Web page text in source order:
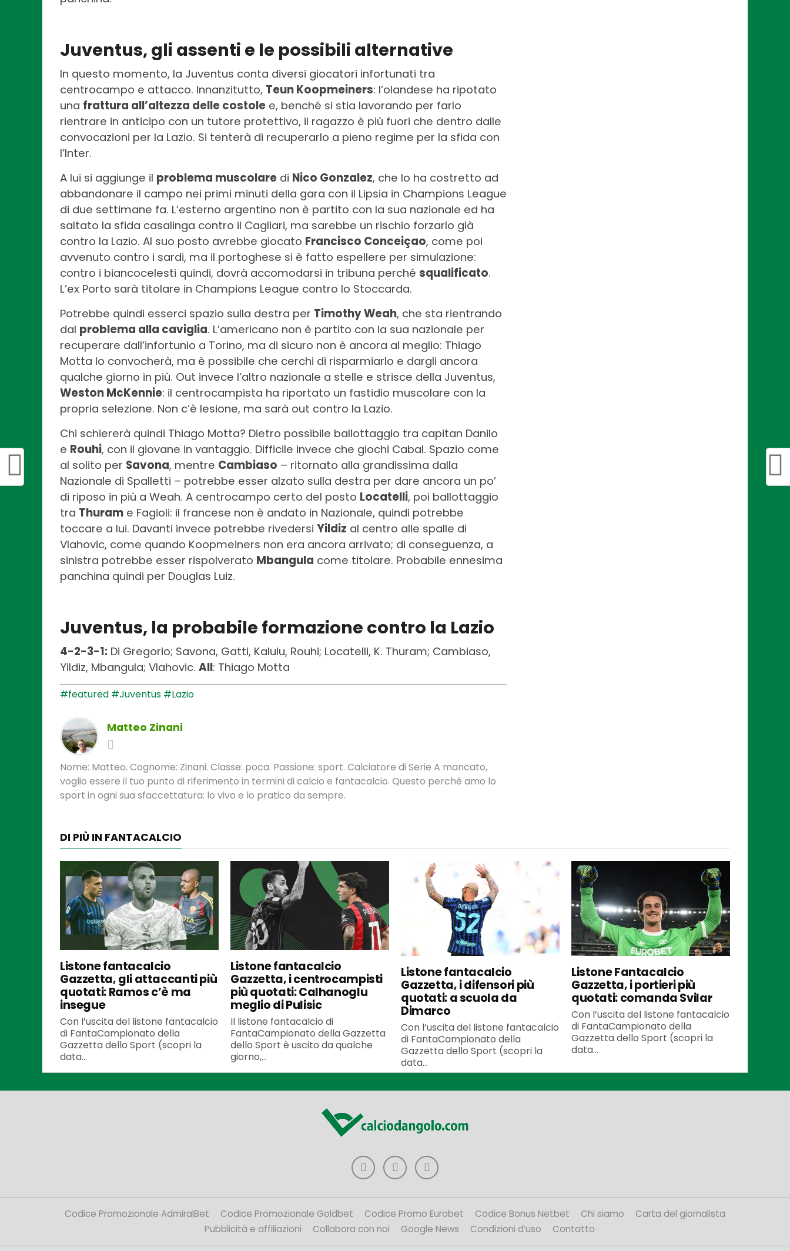
Juventus, gli assenti e le possibili alternative
In questo momento, la Juventus conta diversi giocatori infortunati tra
centrocampo e attacco. Innanzitutto, Teun Koopmeiners: l’olandese ha ripotato
una frattura all’altezza delle costole e, benché si stia lavorando per farlo
rientrare in anticipo con un tutore protettivo, il ragazzo è più fuori che dentro dalle
convocazioni per la Lazio. Si tenterà di recuperarlo a pieno regime per la sfida con
l’Inter.
A lui si aggiunge il problema muscolare di Nico Gonzalez, che lo ha costretto ad
abbandonare il campo nei primi minuti della gara con il Lipsia in Champions League
di due settimane fa. L’esterno argentino non è partito con la sua nazionale ed ha
saltato la sfida casalinga contro il Cagliari, ma sarebbe un rischio forzarlo già
contro la Lazio. Al suo posto avrebbe giocato Francisco Conceiçao, come poi
avvenuto contro i sardi, ma il portoghese si è fatto espellere per simulazione:
contro i biancocelesti quindi, dovrà accomodarsi in tribuna perché squalificato.
L’ex Porto sarà titolare in Champions League contro lo Stoccarda.
Potrebbe quindi esserci spazio sulla destra per Timothy Weah, che sta rientrando
dal problema alla caviglia. L’americano non è partito con la sua nazionale per
recuperare dall’infortunio a Torino, ma di sicuro non è ancora al meglio: Thiago
Motta lo convocherà, ma è possibile che cerchi di risparmiarlo e dargli ancora
qualche giorno in più. Out invece l’altro nazionale a stelle e strisce della Juventus,
Weston McKennie: il centrocampista ha riportato un fastidio muscolare con la
propria selezione. Non c’è lesione, ma sarà out contro la Lazio.
Chi schiererà quindi Thiago Motta? Dietro possibile ballottaggio tra capitan Danilo
e Rouhi, con il giovane in vantaggio. Difficile invece che giochi Cabal. Spazio come
al solito per Savona, mentre Cambiaso – ritornato alla grandissima dalla
Nazionale di Spalletti – potrebbe esser alzato sulla destra per dare ancora un po’
di riposo in più a Weah. A centrocampo certo del posto Locatelli, poi ballottaggio
tra Thuram e Fagioli: il francese non è andato in Nazionale, quindi potrebbe
toccare a lui. Davanti invece potrebbe rivedersi Yildiz al centro alle spalle di
Vlahovic, come quando Koopmeiners non era ancora arrivato; di conseguenza, a
sinistra potrebbe esser rispolverato Mbangula come titolare. Probabile ennesima
panchina quindi per Douglas Luiz.
Juventus, la probabile formazione contro la Lazio
4-2-3-1: Di Gregorio; Savona, Gatti, Kalulu, Rouhi; Locatelli, K. Thuram; Cambiaso,
Yildiz, Mbangula; Vlahovic. All: Thiago Motta
#featured #Juventus #Lazio
Matteo Zinani
Nome: Matteo. Cognome: Zinani. Classe: poca. Passione: sport. Calciatore di Serie A mancato,
voglio essere il tuo punto di riferimento in termini di calcio e fantacalcio. Questo perché amo lo
sport in ogni sua sfaccettatura: lo vivo e lo pratico da sempre.
DI PIÙ IN FANTACALCIO
Listone fantacalcio
Gazzetta, gli attaccanti più
quotati: Ramos c’è ma
insegue
Con l’uscita del listone fantacalcio
di FantaCampionato della
Gazzetta dello Sport (scopri la
data...
Listone fantacalcio
Gazzetta, i centrocampisti
più quotati: Calhanoglu
meglio di Pulisic
Il listone fantacalcio di
FantaCampionato della Gazzetta
dello Sport è uscito da qualche
giorno,...
Listone fantacalcio
Gazzetta, i difensori più
quotati: a scuola da
Dimarco
Con l’uscita del listone fantacalcio
di FantaCampionato della
Gazzetta dello Sport (scopri la
data...
Listone Fantacalcio
Gazzetta, i portieri più
quotati: comanda Svilar
Con l’uscita del listone fantacalcio
di FantaCampionato della
Gazzetta dello Sport (scopri la
data...
Codice Promozionale AdmiralBet Codice Promozionale Goldbet Codice Promo Eurobet Codice Bonus Netbet Chi siamo
Carta del giornalista
Pubblicità e affiliazioni
Collabora con noi Google News Condizioni d’uso Contatto